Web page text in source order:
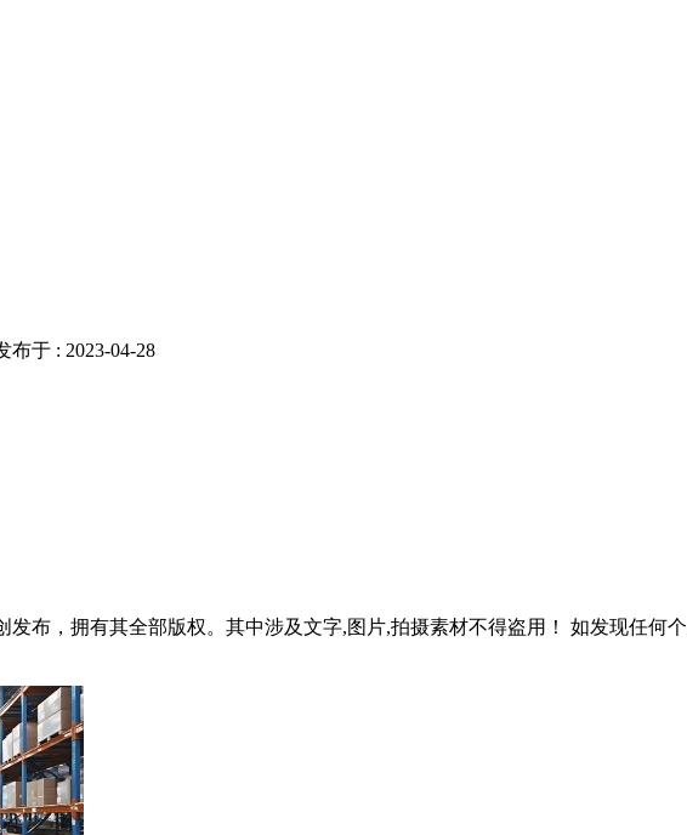
布于 : 2023-04-28
布，拥有其全部版权。其中涉及文字,图片,拍摄素材不得盗用！ 如发现任何